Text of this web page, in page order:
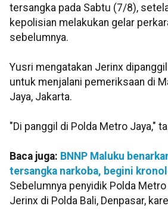
tersangka pada Sabtu (7/8),
kepolisian melakukan gelar
sebelumnya.
Yusri mengatakan Jerinx
untuk menjalani pemeriksaan di
Jaya, Jakarta.
"Di panggil di Polda Metro Jaya,"
Baca juga: BNNP Maluku
tersangka narkoba, begini
Sebelumnya penyidik Polda
Jerinx di Polda Bali, Denpasar,